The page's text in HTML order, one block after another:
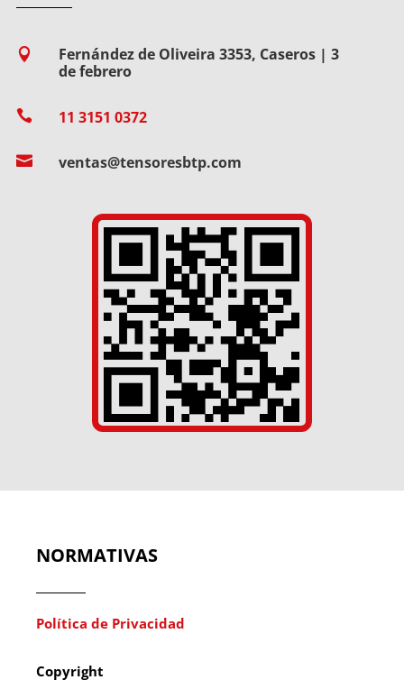

Fernández de Oliveira 3353, Caseros | 3
de febrero
 11 3151 0372
 ventas@tensoresbtp.com
NORMATIVAS
Política de Privacidad
Copyright